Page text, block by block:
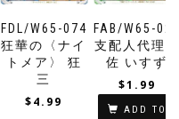
FDL/W65-074
狂華の〈ナイ
トメア〉 狂
三
$4.99
FAB/W65-
支配人代理補
佐 いすず
$1.99
ADD TO